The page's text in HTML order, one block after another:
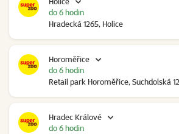
Hradecká 1265, Holice
do 6 hodin
Horoměřice
Retail park Horoměřice, Suchdolská
do 6 hodin
Hradec Králové
do 6 hodin